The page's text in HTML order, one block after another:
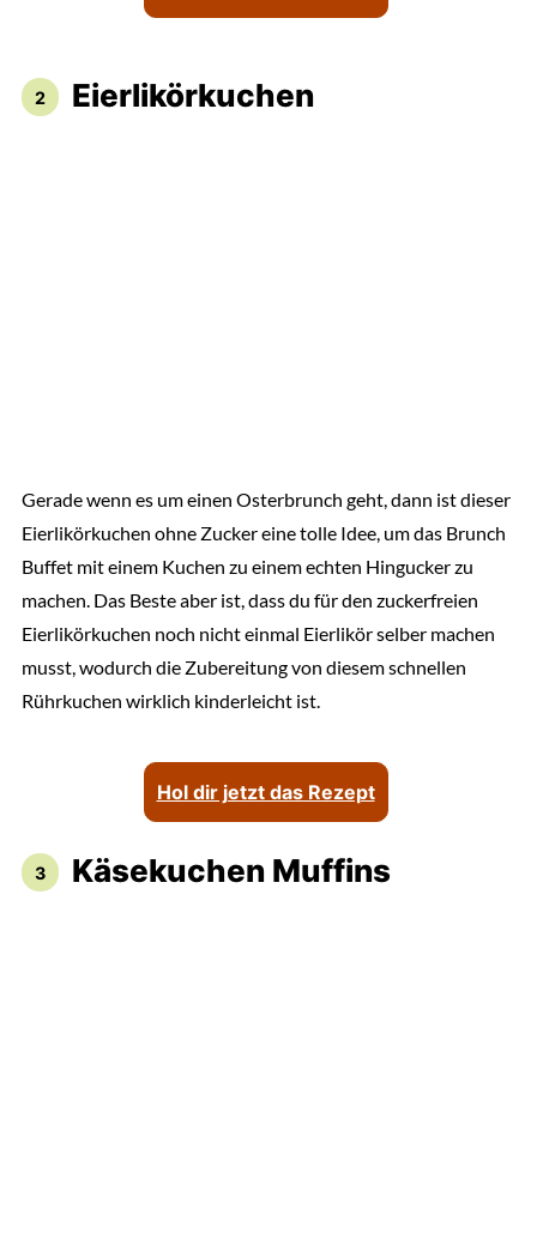
Eierlikörkuchen
Gerade wenn es um einen Osterbrunch geht, dann ist dieser
Eierlikörkuchen ohne Zucker eine tolle Idee, um das Brunch
Buffet mit einem Kuchen zu einem echten Hingucker zu
machen. Das Beste aber ist, dass du für den zuckerfreien
Eierlikörkuchen noch nicht einmal Eierlikör selber machen
musst, wodurch die Zubereitung von diesem schnellen
Rührkuchen wirklich kinderleicht ist.
Hol dir jetzt das Rezept
Käsekuchen Muffins